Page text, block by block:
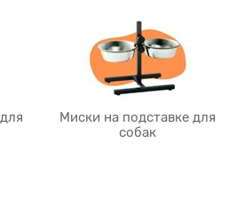
Миски на подставке для
собак